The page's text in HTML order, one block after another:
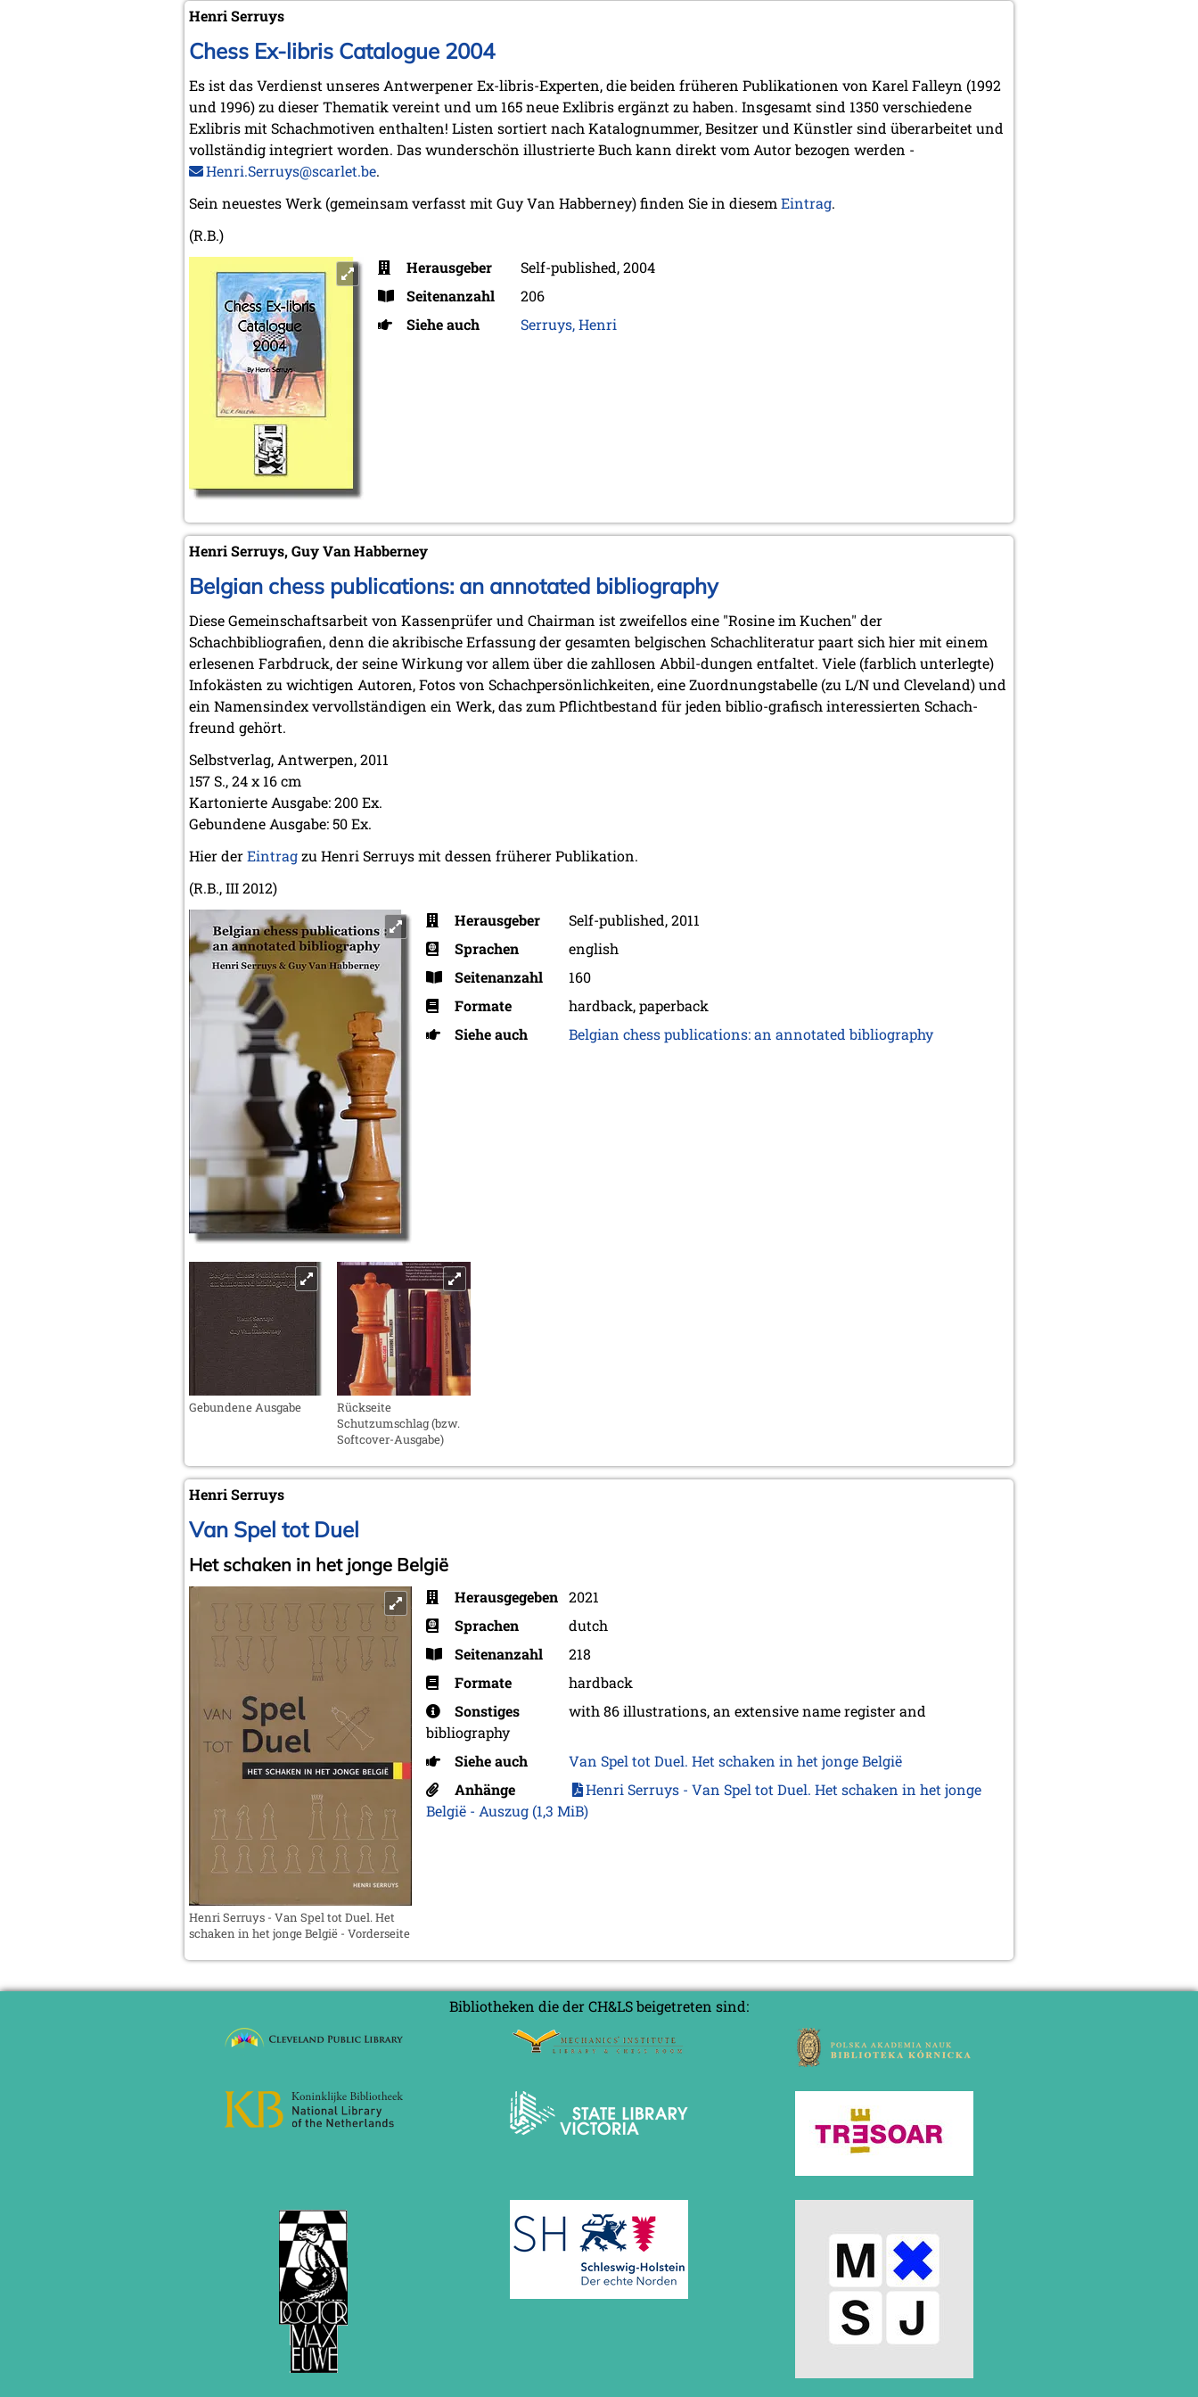
Henri Serruys
Chess Ex-libris Catalogue 2004
Es ist das Verdienst unseres Antwerpener Ex-libris-Experten, die beiden früheren Publikationen von Karel Falleyn (1992
und 1996) zu dieser Thematik vereint und um 165 neue Exlibris ergänzt zu haben. Insgesamt sind 1350 verschiedene
Exlibris mit Schachmotiven enthalten! Listen sortiert nach Katalognummer, Besitzer und Künstler sind überarbeitet und
vollständig integriert worden. Das wunderschön illustrierte Buch kann direkt vom Autor bezogen werden -
Henri.Serruys@scarlet.be.
Sein neuestes Werk (gemeinsam verfasst mit Guy Van Habberney) finden Sie in diesemEintrag.
(R.B.)
Herausgeber
Self-published, 2004
Seitenanzahl
206
Siehe auch
Serruys, Henri
Henri Serruys, Guy Van Habberney
Belgian chess publications: an annotated bibliography
Diese Gemeinschaftsarbeit von Kassenprüfer und Chairman ist zweifellos eine "Rosine im Kuchen" der
Schachbibliografien, denn die akribische Erfassung der gesamten belgischen Schachliteratur paart sich hier mit einem
erlesenen Farbdruck, der seine Wirkung vor allem über die zahllosen Abbil-dungen entfaltet. Viele (farblich unterlegte)
Infokästen zu wichtigen Autoren, Fotos von Schachpersönlichkeiten, eine Zuordnungstabelle (zu L/N und Cleveland) und
ein Namensindex vervollständigen ein Werk, das zum Pflichtbestand für jeden biblio-grafisch interessierten Schach-
freund gehört.
Selbstverlag, Antwerpen, 2011
157 S., 24 x 16 cm
Kartonierte Ausgabe: 200 Ex.
Gebundene Ausgabe: 50 Ex.
Hier derEintragzu Henri Serruys mit dessen früherer Publikation.
(R.B., III 2012)
Herausgeber
Self-published, 2011
Sprachen
english
Seitenanzahl
160
Formate
hardback, paperback
Siehe auch
Belgian chess publications: an annotated bibliography
Gebundene Ausgabe
Rückseite
Schutzumschlag (bzw.
Softcover-Ausgabe)
Henri Serruys
Van Spel tot Duel
Het schaken in het jonge België
Henri Serruys - Van Spel tot Duel. Het
schaken in het jonge België - Vorderseite
Herausgegeben 2021
Sprachen
dutch
Seitenanzahl
218
Formate
hardback
Sonstiges
with 86 illustrations, an extensive name register and
bibliography
Siehe auch
Van Spel tot Duel. Het schaken in het jonge België
Anhänge
Henri Serruys - Van Spel tot Duel. Het schaken in het jonge
België - Auszug (1,3 MiB)
Bibliotheken die der CH&LS beigetreten sind: